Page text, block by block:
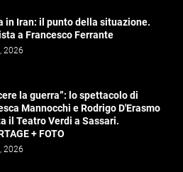
in Iran: il punto della situazione.
a Francesco Ferrante
2026
la guerra”: lo spettacolo di
Mannocchi e Rodrigo D'Erasmo
il Teatro Verdi a Sassari.
+ FOTO
2026